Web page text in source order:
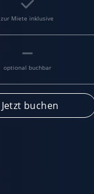
zur Miete inklusive
optional buchbar
Jetzt buchen